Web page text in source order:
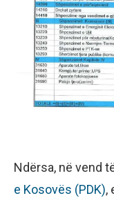
Ndërsa, në vend
e Kosovës (PDK),